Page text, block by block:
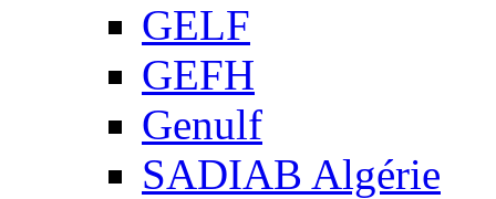
GELF
GEFH
Genulf
SADIAB Algérie